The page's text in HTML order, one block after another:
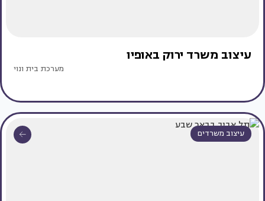
עיצוב משרד ירוק באופיו
מערכת בית ונוי
עיצוב משרדים